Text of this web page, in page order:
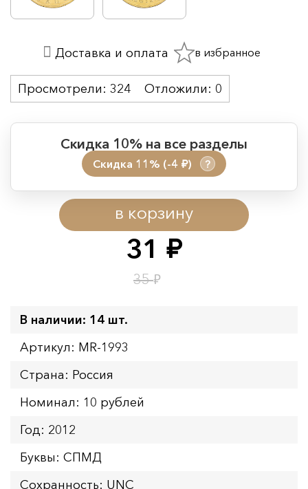
31 руб.
35₽
в корзину
Скидка 10% на все разделы
Скидка 11% (-4 руб.) ?
Период действия акции:
Начало:
08.08.2026 00:01
Окончание:
09.08.2026 23:59
Время до окончания:
Просмотрели: 324 Отложили: 0
Доставка и оплата в избранное
В наличии: 14 шт.
Артикул: MR-1993
Страна: Россия
Номинал: 10 рублей
Год: 2012
Буквы: СПМД
Сохранность: UNC